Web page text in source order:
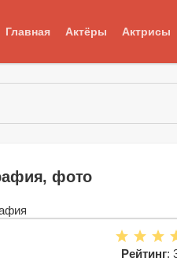
Главная Актёры Актрисы
фото
Рейтинг: